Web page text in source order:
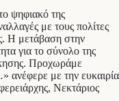
ψηφιακό της
με τους πολίτες
Η μετάβαση στην
για το σύνολο της
Προχωράμε
ανέφερε με την ευκαιρία
Νεκτάριος